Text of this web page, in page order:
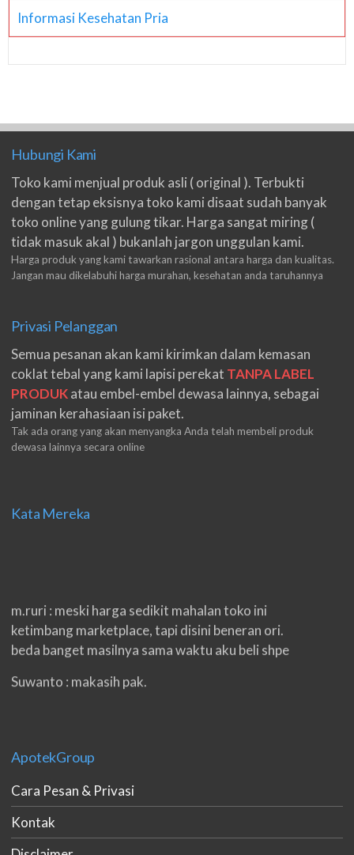
Informasi Kesehatan Pria
Hubungi Kami
Toko kami menjual produk asli ( original ). Terbukti
dengan tetap eksisnya toko kami disaat sudah banyak
toko online yang gulung tikar. Harga sangat miring (
tidak masuk akal ) bukanlah jargon unggulan kami.
Harga produk yang kami tawarkan rasional antara harga dan kualitas.
Jangan mau dikelabuhi harga murahan, kesehatan anda taruhannya
Privasi Pelanggan
Semua pesanan akan kami kirimkan dalam kemasan
coklat tebal yang kami lapisi perekat TANPA LABEL
PRODUKatau embel-embel dewasa lainnya, sebagai
jaminan kerahasiaan isi paket.
Tak ada orang yang akan menyangka Anda telah membeli produk
dewasa lainnya secara online
Kata Mereka
m.ruri : meski harga sedikit mahalan toko ini
ketimbang marketplace, tapi disini beneran ori.
beda banget masilnya sama waktu aku beli shpe
Suwanto : makasih pak.
produknya. tetep jaga kualitas ya gan.
eko padang : ko brang udh sampek, kan bru 2 hri
gan. cpet bgt
h.dzowi : ampuh mas kamu punya viagra, saya
ApotekGroup
Cara Pesan & Privasi
Kontak